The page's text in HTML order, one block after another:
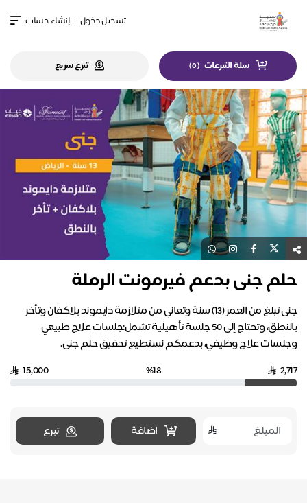
تسجيل دخول | إنشاء حساب
سلة التبرعات (
0
) تبرع سريع
حلم جنى بدعم فيرمونت الرملة
جنى تبلغ من العمر (13) سنة وتعاني من متلازمة دايموند بلاكفان وتأخر
بالنطق، وتحتاج إلى 50 جلسة تأهيلية تشمل:جلسات علاج طبيعي
وجلسات علاج وظيفي، بدعمكم نستطيع تحقيق حلم جنى.
2,717
%18
15,000
اضافة تبرع